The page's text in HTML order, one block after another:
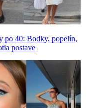
po 40: Bodky, popelín,
postave